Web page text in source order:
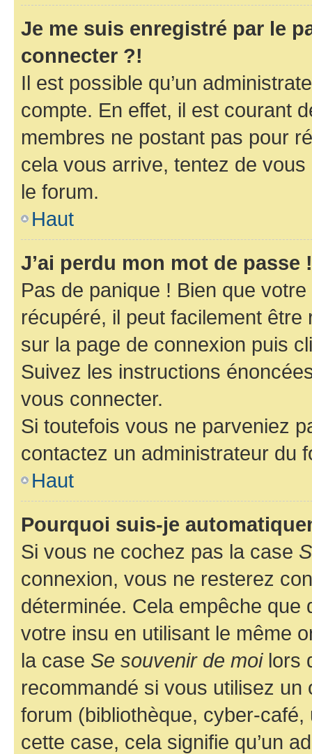
Je me suis enregistré par le
connecter ?!
Il est possible qu’un
compte. En effet, il est courant
membres ne postant pas pour
cela vous arrive, tentez de
le forum.
Haut
J’ai perdu mon mot de passe !
Pas de panique ! Bien que
récupéré, il peut facilement
sur la page de connexion puis
Suivez les instructions
vous connecter.
Si toutefois vous ne parveniez
contactez un administrateur du
Haut
Pourquoi suis-je
Si vous ne cochez pas la case
connexion, vous ne resterez
déterminée. Cela empêche que
votre insu en utilisant le même
la case Se souvenir de moilors
recommandé si vous utilisez
forum (bibliothèque, cyber-
cette case, cela signifie qu’un